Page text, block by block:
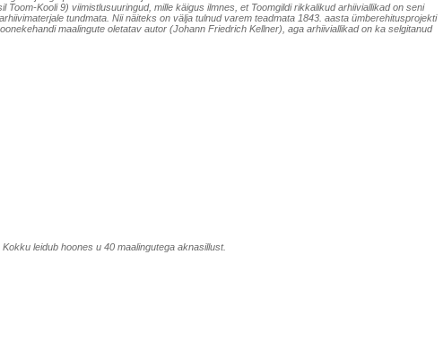
Kooli 9) viimistlusuuringud, mille käigus ilmnes, et Toomgildi rikkalikud arhiiviallikad on seni
tundmata. Nii näiteks on välja tulnud varem teadmata 1843. aasta ümberehitusprojekti
maalingute oletatav autor (Johann Friedrich Kellner), aga arhiiviallikad on ka selgitanud
leidub hoones u 40 maalingutega aknasillust.